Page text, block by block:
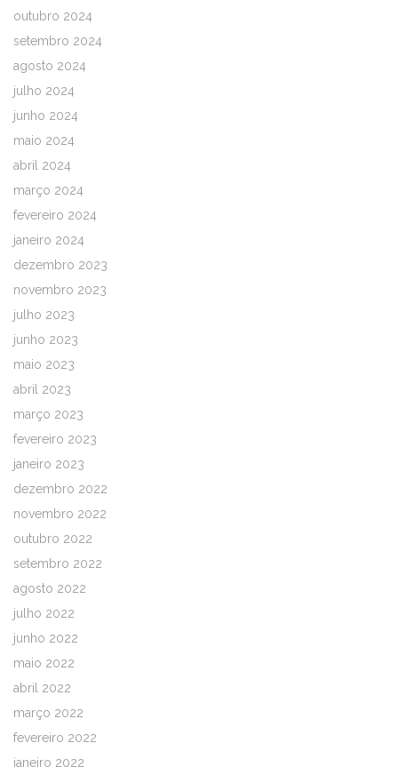
outubro 2024
setembro 2024
agosto 2024
julho 2024
junho 2024
maio 2024
abril 2024
março 2024
fevereiro 2024
janeiro 2024
dezembro 2023
novembro 2023
julho 2023
junho 2023
maio 2023
abril 2023
março 2023
fevereiro 2023
janeiro 2023
dezembro 2022
novembro 2022
outubro 2022
setembro 2022
agosto 2022
julho 2022
junho 2022
maio 2022
abril 2022
março 2022
fevereiro 2022
janeiro 2022